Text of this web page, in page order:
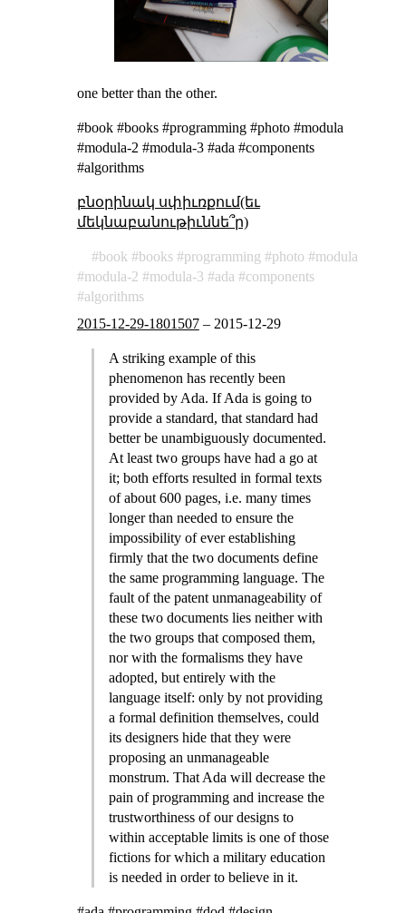
one better than the other.
#book #books #programming #photo #modula
#modula-2 #modula-3 #ada #components
#algorithms
բնօրինակ սփիւռքում(եւ
մեկնաբանութիւննե՞ր)
book books programming photo
modula
modula-2
modula-3 ada
components
algorithms
2015-12-29-1801507– 2015-12-29
A striking example of this
phenomenon has recently been
provided by Ada. If Ada is going to
provide a standard, that standard had
better be unambiguously documented.
At least two groups have had a go at
it; both efforts resulted in formal texts
of about 600 pages, i.e. many times
longer than needed to ensure the
impossibility of ever establishing
firmly that the two documents define
the same programming language. The
fault of the patent unmanageability of
these two documents lies neither with
the two groups that composed them,
nor with the formalisms they have
adopted, but entirely with the
language itself: only by not providing
a formal definition themselves, could
its designers hide that they were
proposing an unmanageable
monstrum. That Ada will decrease the
pain of programming and increase the
trustworthiness of our designs to
within acceptable limits is one of those
fictions for which a military education
is needed in order to believe in it.